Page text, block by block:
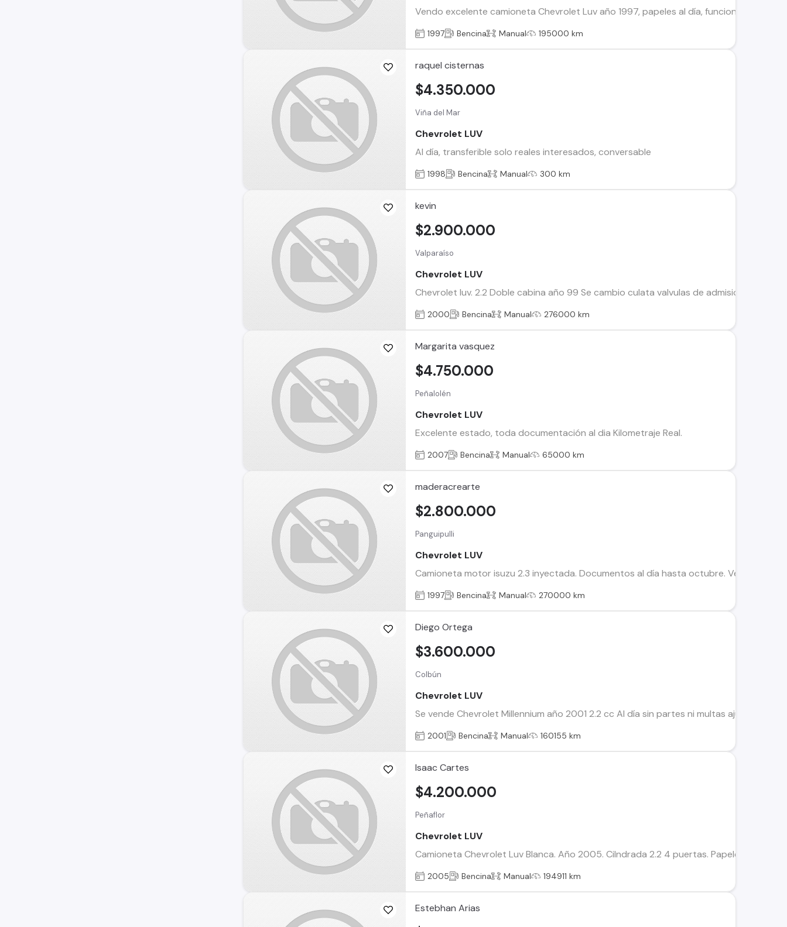
Vendo excelente camioneta Chevrolet Luv año 1997, papeles al día, funcionando en
1997 Bencina Manual 195000 km
raquel cisternas
Viña del Mar
Chevrolet LUV
Al día, transferible solo reales interesados, conversable
$4.350.000
1998 Bencina Manual 300 km
kevin
Valparaíso
Chevrolet LUV
Chevrolet luv. 2.2 Doble cabina año 99 Se cambio culata valvulas de admision y
$2.900.000
2000 Bencina Manual 276000 km
Margarita vasquez
Peñalolén
Chevrolet LUV
Excelente estado, toda documentación al dia Kilometraje Real.
$4.750.000
2007 Bencina Manual 65000 km
maderacrearte
Panguipulli
Chevrolet LUV
Camioneta motor isuzu 2.3 inyectada. Documentos al día hasta octubre. Vehículo de
$2.800.000
1997 Bencina Manual 270000 km
Diego Ortega
Colbún
Chevrolet LUV
Se vende Chevrolet Millennium año 2001 2.2 cc Al día sin partes ni multas ajustada
$3.600.000
2001 Bencina Manual 160155 km
Isaac Cartes
Peñaflor
Chevrolet LUV
Camioneta Chevrolet Luv Blanca. Año 2005. Cilndrada 2.2 4 puertas. Papeles y
$4.200.000
2005 Bencina Manual 194911 km
Estebhan Arias